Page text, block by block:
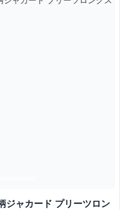
ジャカード プリーツロン